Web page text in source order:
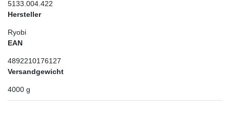
5133.004.422
Hersteller
Ryobi
EAN
4892210176127
Versandgewicht
4000 g